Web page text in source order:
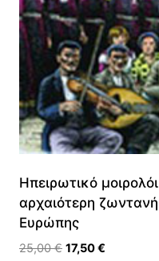
Ηπειρωτικό
αρχαιότερη
Ευρώπης
25,00€ Original
17,50€